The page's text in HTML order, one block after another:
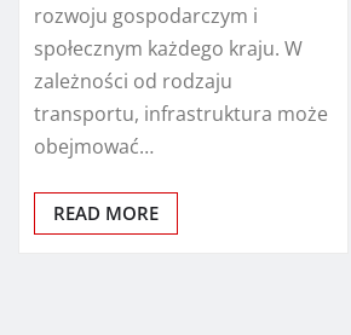
rozwoju gospodarczym i
społecznym każdego kraju. W
zależności od rodzaju
transportu, infrastruktura może
obejmować…
READ MORE